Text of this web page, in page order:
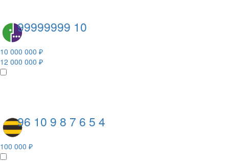
99999999 10
10 000 000 ₽
12 000 000 ₽
96 10 9 8 7 6 5 4
100 000 ₽